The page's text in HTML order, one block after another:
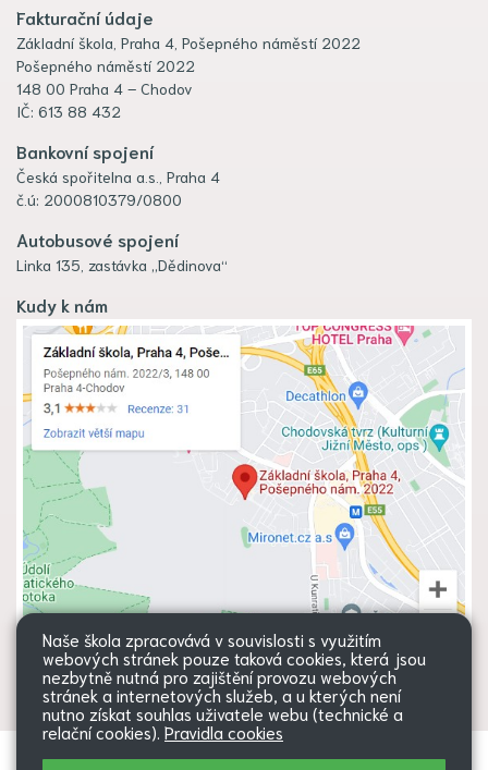
Fakturační údaje
Základní škola, Praha 4, Pošepného náměstí 2022
Pošepného náměstí 2022
148 00 Praha 4 – Chodov
IČ: 613 88 432
Bankovní spojení
Česká spořitelna a.s., Praha 4
č.ú: 2000810379/0800
Autobusové spojení
Linka 135, zastávka „Dědinova“
Kudy k nám
Všechna práva vyhrazena. Copyright Web školy
Naše škola zpracovává v souvislosti s využitím
webových stránek pouze taková cookies, která jsou
nezbytně nutná pro zajištění provozu webových
stránek a internetových služeb, a u kterých není
nutno získat souhlas uživatele webu (technické a
relační cookies). Pravidla cookies